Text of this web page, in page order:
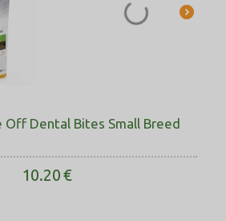
Off Dental Bites Small Breed
10.20€